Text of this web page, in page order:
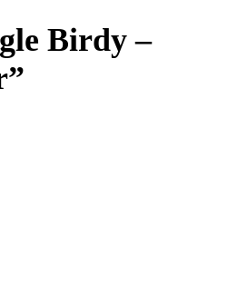
Birdy –